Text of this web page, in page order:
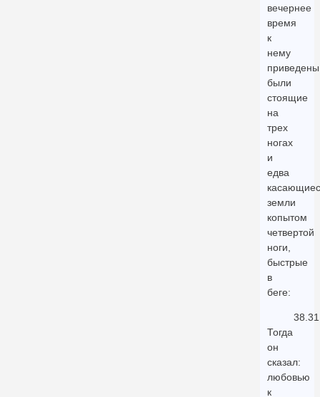
вечернее
время
к
нему
приведены
были
стоящие
на
трех
ногах
и
едва
земли
копытом
четвертой
ноги,
быстрые
в
беге:
38.31
Тогда
он
сказал:
любовью
к